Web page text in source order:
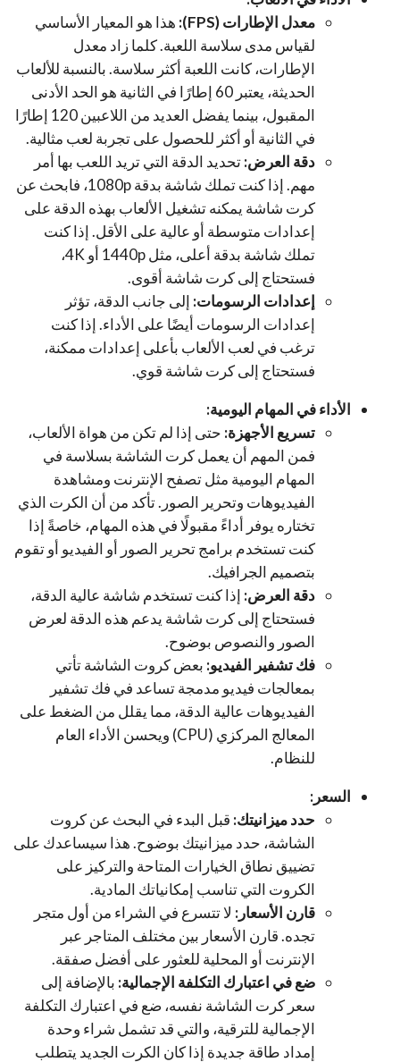
معدل الإطارات (FPS):
هذا هو المعيار الأساسي
لقياس مدى سلاسة اللعبة. كلما زاد معدل
الإطارات، كانت اللعبة أكثر سلاسة. بالنسبة للألعاب
الحديثة، يعتبر 60 إطارًا في الثانية هو الحد الأدنى
المقبول، بينما يفضل العديد من اللاعبين 120 إطارًا
في الثانية أو أكثر للحصول على تجربة لعب مثالية.
دقة العرض:تحديد الدقة التي تريد اللعب بها أمر
مهم. إذا كنت تملك شاشة بدقة 1080p، فابحث عن
كرت شاشة يمكنه تشغيل الألعاب بهذه الدقة على
إعدادات متوسطة أو عالية على الأقل. إذا كنت
تملك شاشة بدقة أعلى، مثل 1440p أو 4K،
فستحتاج إلى كرت شاشة أقوى.
إعدادات الرسومات: إلى جانب الدقة، تؤثر
إعدادات الرسومات أيضًا على الأداء. إذا كنت
ترغب في لعب الألعاب بأعلى إعدادات ممكنة،
فستحتاج إلى كرت شاشة قوي.
الأداء في المهام اليومية:
تسريع الأجهزة: حتى إذا لم تكن من هواة الألعاب،
فمن المهم أن يعمل كرت الشاشة بسلاسة في
المهام اليومية مثل تصفح الإنترنت ومشاهدة
الفيديوهات وتحرير الصور. تأكد من أن الكرت الذي
تختاره يوفر أداءً مقبولًا في هذه المهام، خاصةً إذا
كنت تستخدم برامج تحرير الصور أو الفيديو أو تقوم
بتصميم الجرافيك.
دقة العرض: إذا كنت تستخدم شاشة عالية الدقة،
فستحتاج إلى كرت شاشة يدعم هذه الدقة لعرض
الصور والنصوص بوضوح.
فك تشفير الفيديو: بعض كروت الشاشة تأتي
بمعالجات فيديو مدمجة تساعد في فك تشفير
الفيديوهات عالية الدقة، مما يقلل من الضغط على
المعالج المركزي (CPU) ويحسن الأداء العام
للنظام.
السعر:
حدد ميزانيتك: قبل البدء في البحث عن كروت
الشاشة، حدد ميزانيتك بوضوح. هذا سيساعدك على
تضييق نطاق الخيارات المتاحة والتركيز على
الكروت التي تناسب إمكانياتك المادية.
قارن الأسعار: لا تتسرع في الشراء من أول متجر
تجده. قارن الأسعار بين مختلف المتاجر عبر
الإنترنت أو المحلية للعثور على أفضل صفقة.
ضع في اعتبارك التكلفة الإجمالية: بالإضافة إلى
سعر كرت الشاشة نفسه، ضع في اعتبارك التكلفة
الإجمالية للترقية، والتي قد تشمل شراء وحدة
إمداد طاقة جديدة إذا كان الكرت الجديد يتطلب